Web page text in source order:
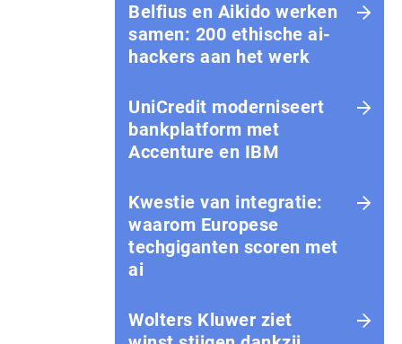
Belfius en Aikido werken
samen: 200 ethische ai-
hackers aan het werk
UniCredit moderniseert
bankplatform met
Accenture en IBM
Kwestie van integratie:
waarom Europese
techgiganten scoren met
ai
Wolters Kluwer ziet